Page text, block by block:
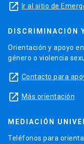
launch Ir al sitio de
DISCRIMINACIÓN
Orientación y apoyo
género o violencia
launch Contacto para
launch Más orientación
MEDIACIÓN
Teléfonos para